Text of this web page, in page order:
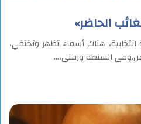
الحاضر»
هناك أسماء تظهر وتختفي،
السنطة وزفتى،…